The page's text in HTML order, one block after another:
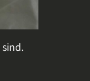
sind.